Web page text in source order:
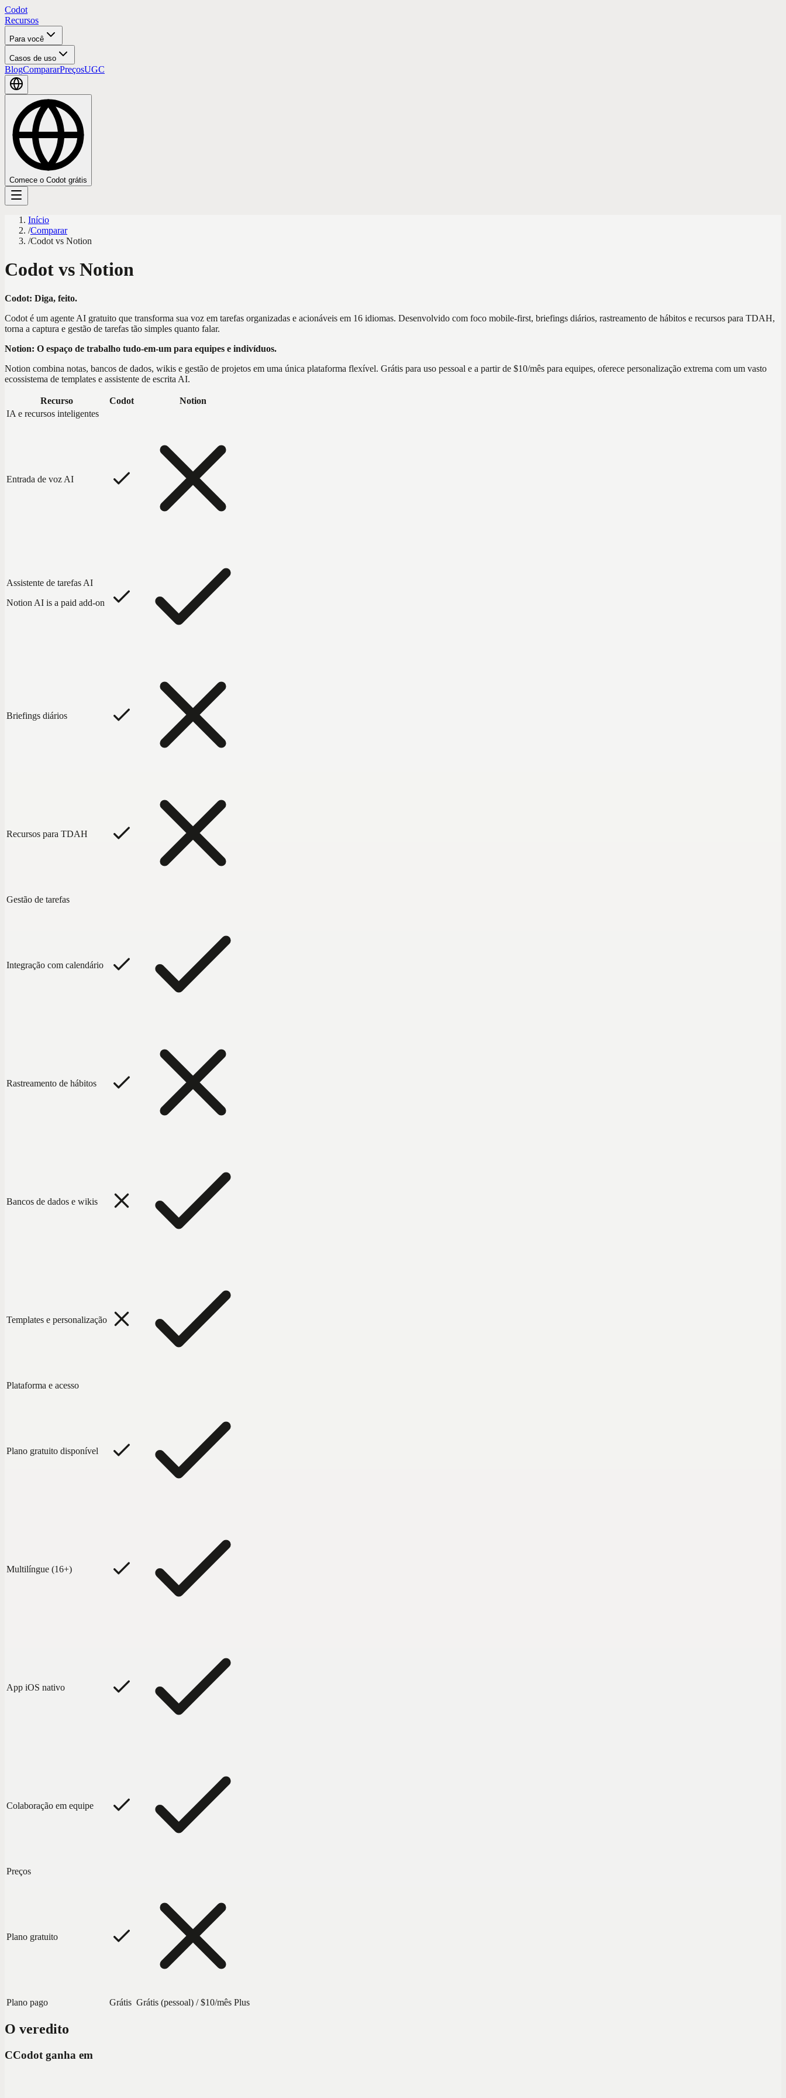
Codot
Recursos
Para você
Casos de uso
BlogCompararPreçosUGC
Comece o Codot grátis
Início
/Comparar
/Codot vs Notion
Codot vs Notion
Codot: Diga, feito.
Codot é um agente AI gratuito que transforma sua voz em tarefas organizadas e acionáveis em 16 idiomas. Desenvolvido com foco mobile-first, briefings diários, rastreamento de hábitos e recursos para TDAH,
torna a captura e gestão de tarefas tão simples quanto falar.
Notion: O espaço de trabalho tudo-em-um para equipes e indivíduos.
Notion combina notas, bancos de dados, wikis e gestão de projetos em uma única plataforma flexível. Grátis para uso pessoal e a partir de $10/mês para equipes, oferece personalização extrema com um vasto
ecossistema de templates e assistente de escrita AI.
Recurso Codot
Notion
IA e recursos inteligentes
Entrada de voz AI
Assistente de tarefas AI
Notion AI is a paid add-on
Briefings diários
Recursos para TDAH
Gestão de tarefas
Integração com calendário
Rastreamento de hábitos
Bancos de dados e wikis
Templates e personalização
Plataforma e acesso
Plano gratuito disponível
Multilíngue (16+)
App iOS nativo
Colaboração em equipe
Preços
Plano gratuito
Plano pago Grátis Grátis (pessoal) / $10/mês Plus
O veredito
CCodot ganha em